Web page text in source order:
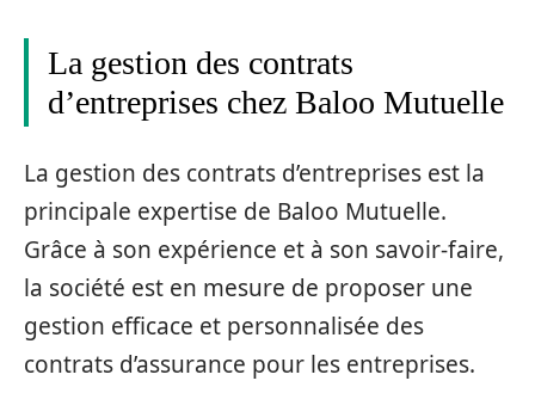
La gestion des contrats
d’entreprises chez Baloo Mutuelle
La gestion des contrats d’entreprises est la
principale expertise de Baloo Mutuelle.
Grâce à son expérience et à son savoir-faire,
la société est en mesure de proposer une
gestion efficace et personnalisée des
contrats d’assurance pour les entreprises.